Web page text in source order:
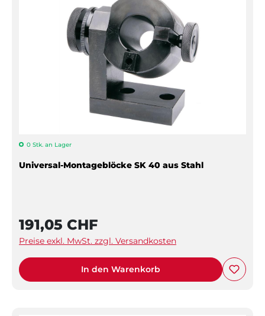
0 Stk. an Lager
Universal-Montageblöcke SK 40 aus Stahl
191,05 CHF
Preise exkl. MwSt. zzgl. Versandkosten
In den Warenkorb